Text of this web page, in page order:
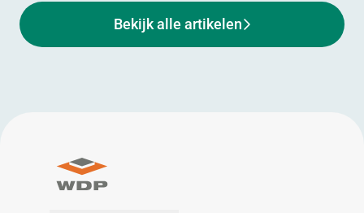
Bekijk alle artikelen